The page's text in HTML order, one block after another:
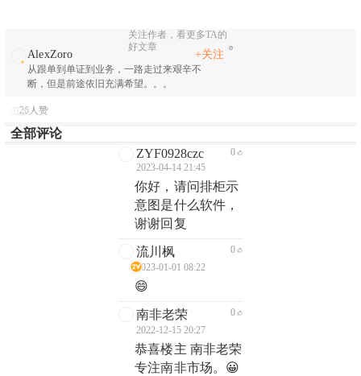
关注作者，看更多TA的
好文章
AlexZoro
从跟单到单证到业务，一路走过来艰辛不
断，但是前途依旧充满希望。。。
+关注
26人赞
全部评论
ZYF0928czc
2023-04-14 21:45
0
你好，请问排柜示
意图是什么软件，
谢谢回复
流川枫
2023-01-01 08:22
0
😄
南非老荣
2022-12-15 20:27
0
恭喜楼主 南非老荣
专注南非市场。😀